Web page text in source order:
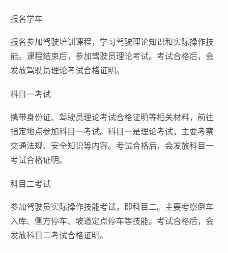
报名学车
报名参加驾驶培训课程，学习驾驶理论知识和实际操作技
能。课程结束后，参加驾驶员理论考试。考试合格后，会
发放驾驶员理论考试合格证明。
科目一考试
携带身份证、驾驶员理论考试合格证明等相关材料，前往
指定地点参加科目一考试。科目一是理论考试，主要考察
交通法规、安全知识等内容。考试合格后，会发放科目一
考试合格证明。
科目二考试
参加驾驶员实际操作技能考试，即科目二。主要考察倒车
入库、侧方停车、坡道定点停车等技能。考试合格后，会
发放科目二考试合格证明。